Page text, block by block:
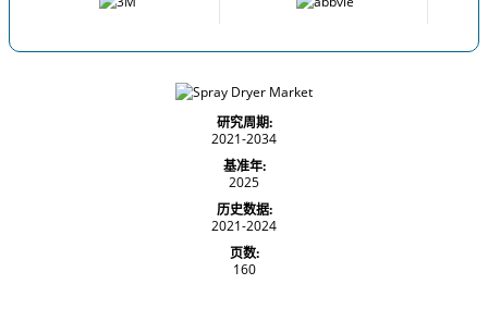
研究周期:
2021-2034
基准年:
2025
历史数据:
2021-2024
页数:
160